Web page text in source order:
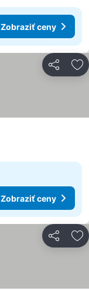
Zobraziť ceny
Zdieľať
Zobraziť ceny
Zdieľať